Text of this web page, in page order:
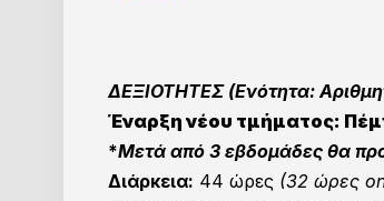
ΔΕΞΙΟΤΗΤΕΣ (Ενότητα:
Έναρξη νέου τμήματος:
*Μετά από 3 εβδομάδες θα
Διάρκεια: 44 ώρες (32 ώρες